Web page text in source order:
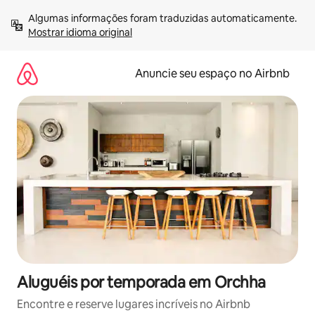
para
Mostrar idioma original
Anuncie seu espaço no Airbnb
Aluguéis por temporada em Orchha
Encontre e reserve lugares incríveis no Airbnb